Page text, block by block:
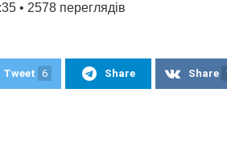
• 2578 переглядiв
Tweet 6 Share Share